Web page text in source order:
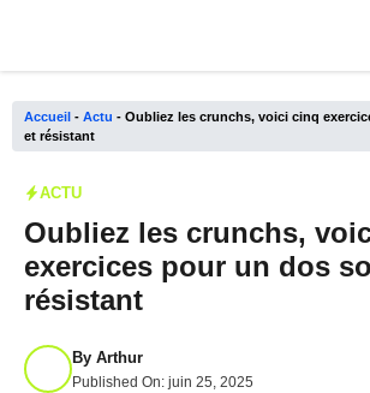
Accueil - Actu - Oubliez les crunchs, voici cinq
et résistant
ACTU
Oubliez les crunchs,
exercices pour un dos
résistant
By Arthur
Published On: juin 25, 2025